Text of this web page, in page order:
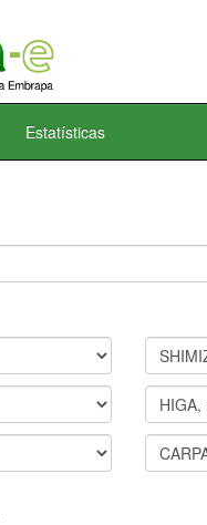
Estatísticas